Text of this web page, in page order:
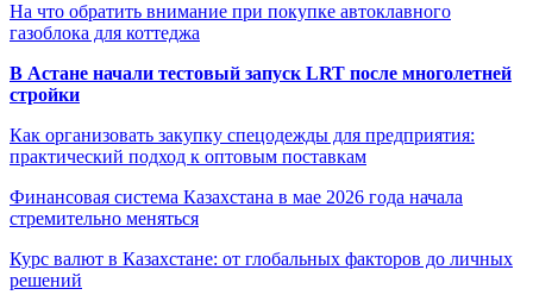
На что обратить внимание при покупке автоклавного
газоблока для коттеджа
В Астане начали тестовый запуск LRT после многолетней
стройки
Как организовать закупку спецодежды для предприятия:
практический подход к оптовым поставкам
Финансовая система Казахстана в мае 2026 года начала
стремительно меняться
Курс валют в Казахстане: от глобальных факторов до личных
решений